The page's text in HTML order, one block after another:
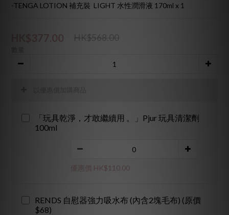
-TENGA LOTION 補充裝  LIGHT 水性潤滑液 170ml x 1
HK$377.00 HK$568.00
「玩具乾淨，才敢繼續用 。」Pjur 玩具清潔劑
100ml
優惠價 HK$110.00
RENDS 自慰器強力吸水布 (內含2塊毛布) (原價
$68)